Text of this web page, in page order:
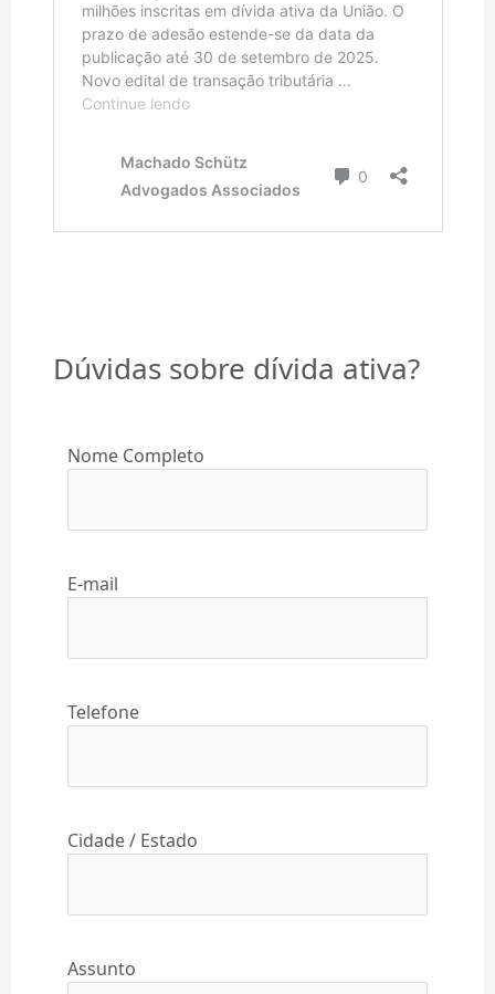
Dúvidas sobre dívida ativa?
Nome Completo
E-mail
Telefone
Cidade / Estado
Assunto